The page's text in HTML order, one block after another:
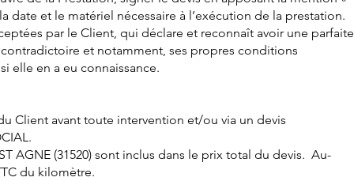
et le matériel nécessaire à l’exécution de la prestation.
par le Client, qui déclare et reconnaît avoir une parfaite
et notamment, ses propres conditions
elle en a eu connaissance.
Client avant toute intervention et/ou via un devis
AGNE (31520) sont inclus dans le prix total du devis. Au-
du kilomètre.